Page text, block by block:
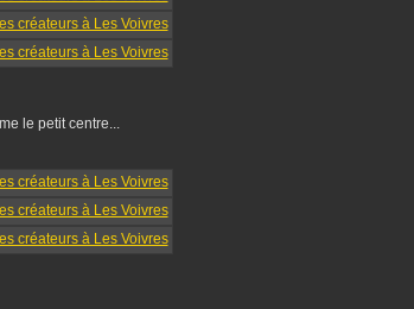
le petit centre...